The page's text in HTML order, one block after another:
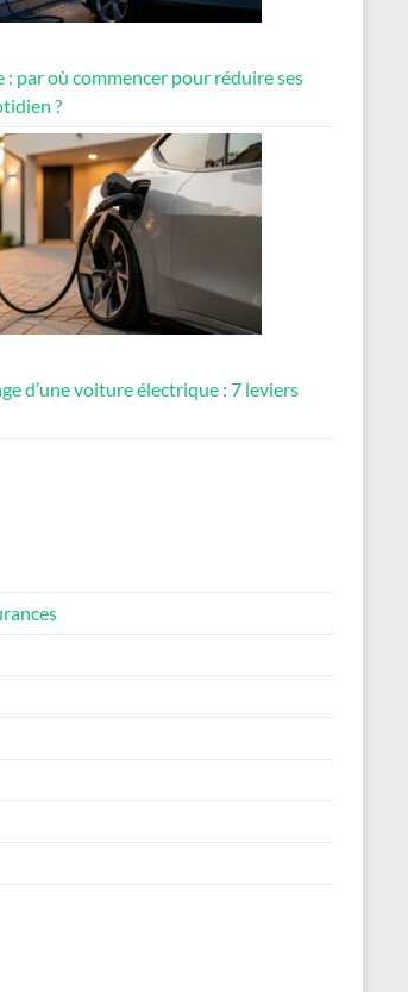
par où commencer pour réduire ses
?
d’une voiture électrique : 7 leviers